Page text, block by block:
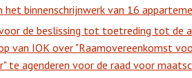
het binnenschrijnwerk van 16
de beslissing tot toetreding tot de
van IOK over "Raamovereenkomst
te agenderen voor de raad voor